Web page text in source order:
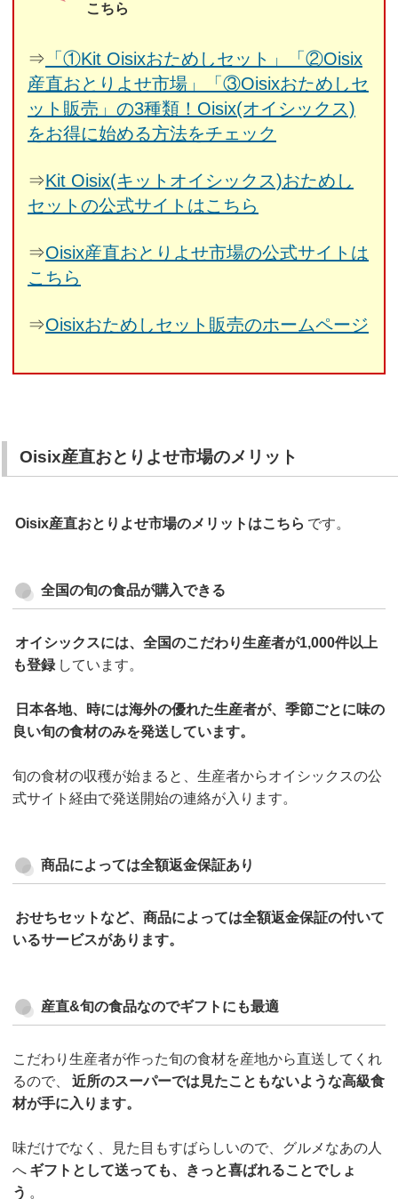
こちら
⇒ 「①Kit Oisixおためしセット」「②Oisix
産直おとりよせ市場」「③Oisixおためしセ
ット販売」の3種類！Oisix(オイシックス)
をお得に始める方法をチェック
⇒Kit Oisix(キットオイシックス)おためし
セットの公式サイトはこちら
⇒Oisix産直おとりよせ市場の公式サイトは
こちら
⇒Oisixおためしセット販売のホームページ
Oisix産直おとりよせ市場のメリット
Oisix産直おとりよせ市場のメリットはこちら です。
全国の旬の食品が購入できる
オイシックスには、全国のこだわり生産者が1,000件以上
も登録 しています。
日本各地、時には海外の優れた生産者が、季節ごとに味の
良い旬の食材のみを発送しています。
旬の食材の収穫が始まると、生産者からオイシックスの公
式サイト経由で発送開始の連絡が入ります。
商品によっては全額返金保証あり
おせちセットなど、商品によっては全額返金保証の付いて
いるサービスがあります。
産直&旬の食品なのでギフトにも最適
こだわり生産者が作った旬の食材を産地から直送してくれ
るので、
近所のスーパーでは見たこともないような高級食
材が手に入ります。
味だけでなく、見た目もすばらしいので、グルメなあの人
へ ギフトとして送っても、きっと喜ばれることでしょ
う 。